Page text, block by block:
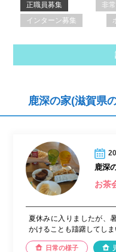
正職員募集 非
インターン募集
鹿深の家(滋賀県
鹿深
お茶
夏休みに入りましたが、
かけることも躊躇してしま
日常の様子